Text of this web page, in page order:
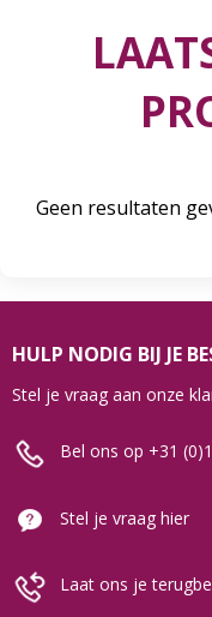
Geen resultaten
HULP NODIG BIJ JE
Stel je vraag aan onze
Bel ons op +31
Stel je vraag hier
Laat ons je